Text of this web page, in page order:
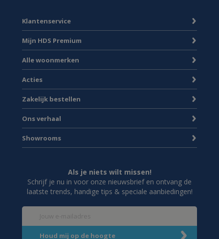
Klantenservice
Mijn HDS Premium
Alle woonmerken
Acties
Zakelijk bestellen
Ons verhaal
Showrooms
Als je niets wilt missen!
Schrijf je nu in voor onze nieuwsbrief en ontvang de
laatste trends, handige tips & speciale aanbiedingen!